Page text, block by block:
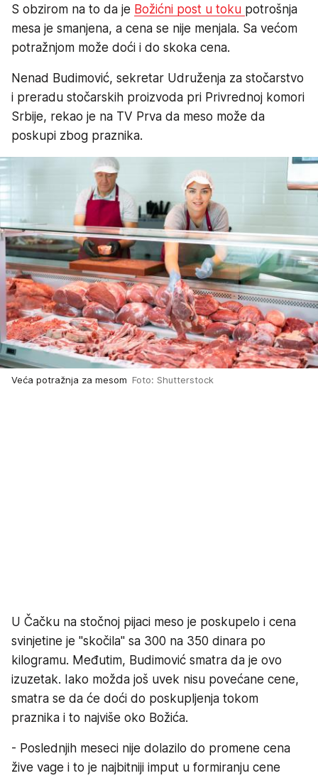
S obzirom na to da je Božićni post u toku potrošnja
mesa je smanjena, a cena se nije menjala. Sa većom
potražnjom može doći i do skoka cena.
Nenad Budimović, sekretar Udruženja za stočarstvo
i preradu stočarskih proizvoda pri Privrednoj komori
Srbije, rekao je na TV Prva da meso može da
poskupi zbog praznika.
Veća potražnja za mesom Foto: Shutterstock
U Čačku na stočnoj pijaci meso je poskupelo i cena
svinjetine je "skočila" sa 300 na 350 dinara po
kilogramu. Međutim, Budimović smatra da je ovo
izuzetak. Iako možda još uvek nisu povećane cene,
smatra se da će doći do poskupljenja tokom
praznika i to najviše oko Božića.
- Poslednjih meseci nije dolazilo do promene cena
žive vage i to je najbitniji imput u formiranju cene